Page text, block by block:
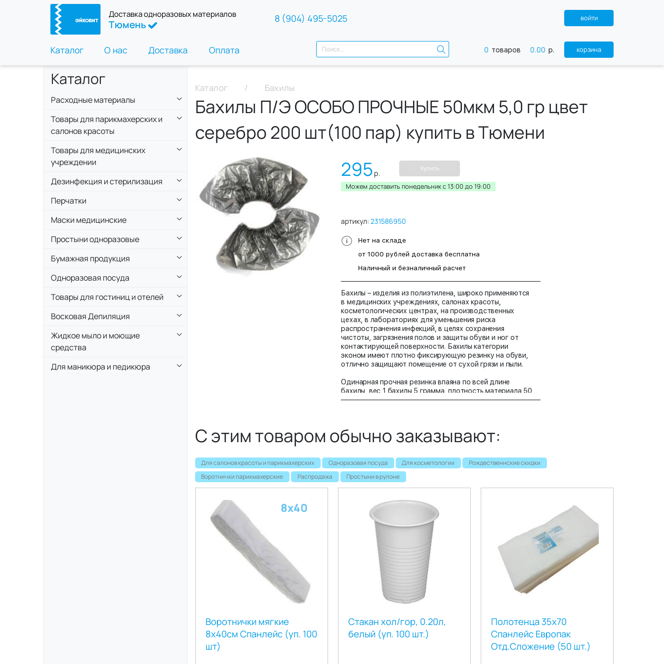
Доставка одноразовых материалов
Тюмень
войти
Каталог О нас Доставка Оплата
8 (904) 495-5025
0 товаров 0.00 р. корзина
Каталог
Расходные материалы
Товары для парикмахерских и
салонов красоты
Товары для медицинских
учреждении
Дезинфекция и стерилизация
Перчатки
Маски медицинские
Простыни одноразовые
Бумажная продукция
Одноразовая посуда
Товары для гостиниц и отелей
Восковая Депиляция
Жидкое мыло и моющие
средства
Для маникюра и педикюра
Каталог Бахилы
Бахилы П/Э ОСОБО ПРОЧНЫЕ 50мкм 5,0 гр цвет
серебро 200 шт(100 пар) купить в Тюмени
артикул:231586950
Нет на складе
от 1000 рублей доставка бесплатна
Наличный и безналичный расчет
Бахилы – изделия из полиэтилена, широко применяются
в медицинских учреждениях, салонах красоты,
косметологических центрах, на производственных
цехах, в лабораториях для уменьшения риска
распространения инфекций, в целях сохранения
чистоты, загрязнения полов и защиты обуви и ног от
контактирующей поверхности. Бахилы категории
эконом имеют плотно фиксирующую резинку на обуви,
отлично защищают помещение от сухой грязи и пыли.
Одинарная прочная резинка впаяна по всей длине
бахилы, вес 1 бахилы 5 грамма, плотность материала 50
мкм
295 р.
Купить
Можем доставить понедельник c 13:00 до 19:00
С этим товаром обычно заказывают:
Для салонов красоты и парикмахерских Одноразовая посуда Для косметологии
Рождественнские скидки
Воротнички парикмахерские
Распродажа Простыни в рулоне
8х40
Воротнички мягкие
8х40см Спанлейс (уп. 100
шт)
Стакан хол/гор, 0.20л,
белый (уп. 100 шт.)
Полотенца 35х70
Спанлейс Европак
Отд.Сложение (50 шт.)